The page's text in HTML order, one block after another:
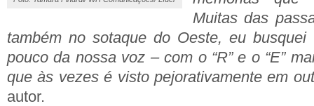
Muitas das
também no sotaque do Oeste, eu
pouco da nossa voz – com o “R” e o “E”
que às vezes é visto pejorativamente em
autor.